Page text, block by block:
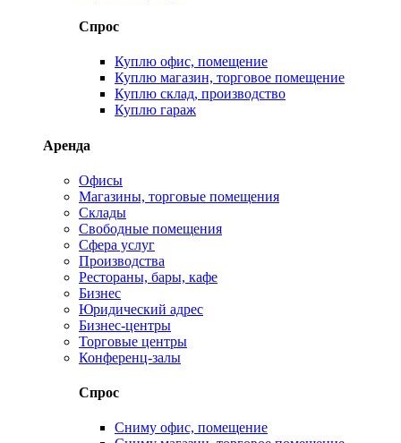
Спрос
Куплю офис, помещение
Куплю магазин, торговое помещение
Куплю склад, производство
Куплю гараж
Аренда
Офисы
Магазины, торговые помещения
Склады
Свободные помещения
Сфера услуг
Производства
Рестораны, бары, кафе
Бизнес
Юридический адрес
Бизнес-центры
Торговые центры
Конференц-залы
Спрос
Сниму офис, помещение